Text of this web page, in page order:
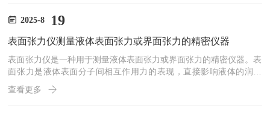
张力决定。依据Young方程，固-气、固-液、液-气界面张力与接触角
存在特定关系，即γSG=γSL+γLGcosθ(γSG、γSL、γLG分别为固-
算出固体表面能、液体表面...
2025-8 19
表面张力仪测量液体表面张力或界面张力的精密仪器
表面张力仪是一种用于测量液体表面张力或界面张力的精密仪器。表
面张力是液体表面分子间相互作用力的表现，直接影响液体的润湿
性、泡沫稳定性、乳化性能等。表面张力仪广泛应用于化学、材料科
学、制药、化妆品、食品科学等领域。主要功能表面张力测量：测量
液体与空气界面的表面张力。界面张力测量：测量两种不相溶液体之
查看更多